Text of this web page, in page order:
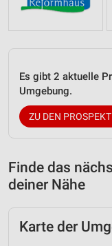
Es gibt 2 aktuelle
Umgebung.
ZU DEN
Finde das
deiner Nähe
Karte der